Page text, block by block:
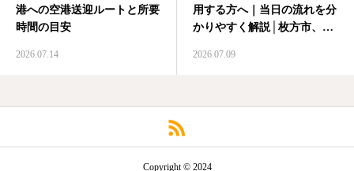
港への空港送迎ルートと所要
時間の目安
2026.07.14
用する方へ｜当日の流れを分
かりやすく解説│枚方市、高
2026.07.09
Copyright © 2024